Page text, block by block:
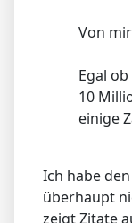
Von
Egal
10
einige
Ich habe
überhaupt
zeigt Zitate